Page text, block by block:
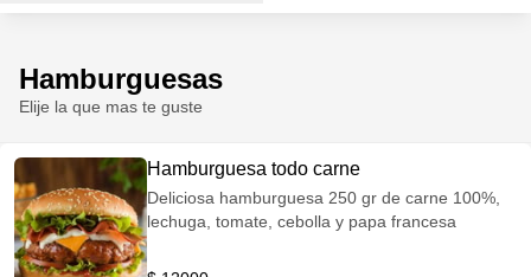
Hamburguesas
Elije la que mas te guste
Hamburguesa todo carne
Deliciosa hamburguesa 250 gr de carne 100%,
lechuga, tomate, cebolla y papa francesa